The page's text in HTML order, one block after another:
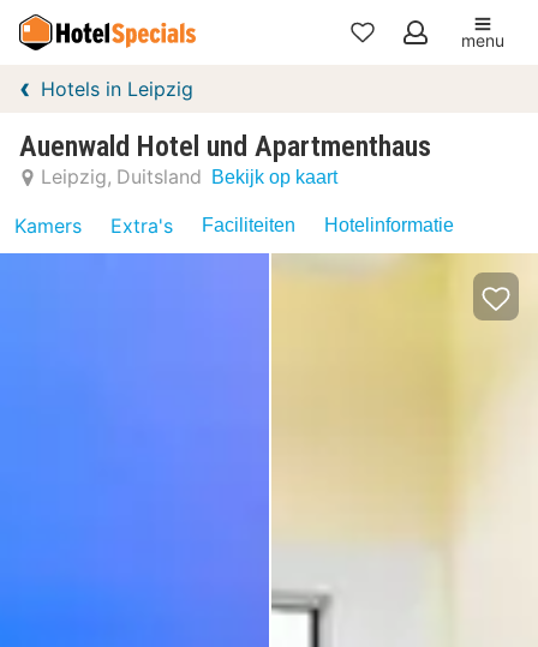
Mijn
menu
Hotels in Leipzig
Auenwald Hotel und Apartmenthaus
Leipzig Duitsland Bekijk op kaart
Kamers Extra's Faciliteiten Hotelinformatie